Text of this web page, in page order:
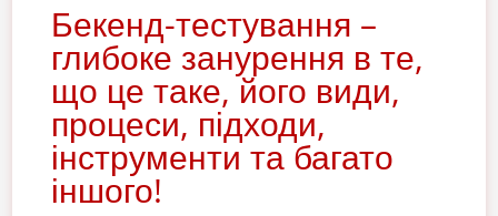
Бекенд-тестування –
глибоке занурення в те,
що це таке, його види,
процеси, підходи,
інструменти та багато
іншого!